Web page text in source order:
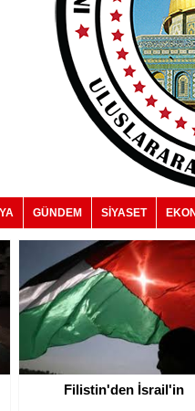
GÜNDEM SİYASET
Filistin'den İsrail'in